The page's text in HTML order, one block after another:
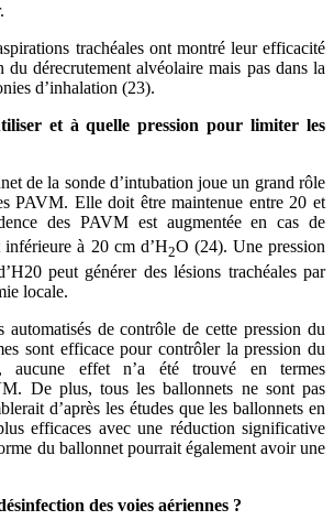
trachéales ont montré leur efficacité
du dérecrutement alvéolaire mais pas dans la
d’inhalation (23).
et à quelle pression pour limiter les
de la sonde d’intubation joue un grand rôle
PAVM. Elle doit être maintenue entre 20 et
des PAVM est augmentée en cas de
à 20 cm d’H2O (24). Une pression
peut générer des lésions trachéales par
locale.
automatisés de contrôle de cette pression du
sont efficace pour contrôler la pression du
aucune effet n’a été trouvé en termes
De plus, tous les ballonnets ne sont pas
d’après les études que les ballonnets en
efficaces avec une réduction significative
du ballonnet pourrait également avoir une
des voies aériennes ?